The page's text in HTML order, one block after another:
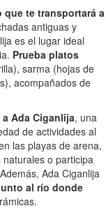
que te transportará a
antiguas y
es el lugar ideal
Prueba platos
sarma (hojas de
acompañados de
Ada Ciganlija, una
de actividades al
las playas de arena,
o participa
Ada Ciganlija
al río donde